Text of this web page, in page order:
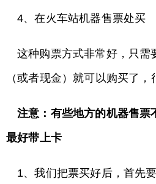
4、在火车站机器售票处买
这种购票方式非常好，只需
（或者现金）就可以购买了，
注意：有些地方的机器售票
最好带上卡
1、我们把票买好后，首先